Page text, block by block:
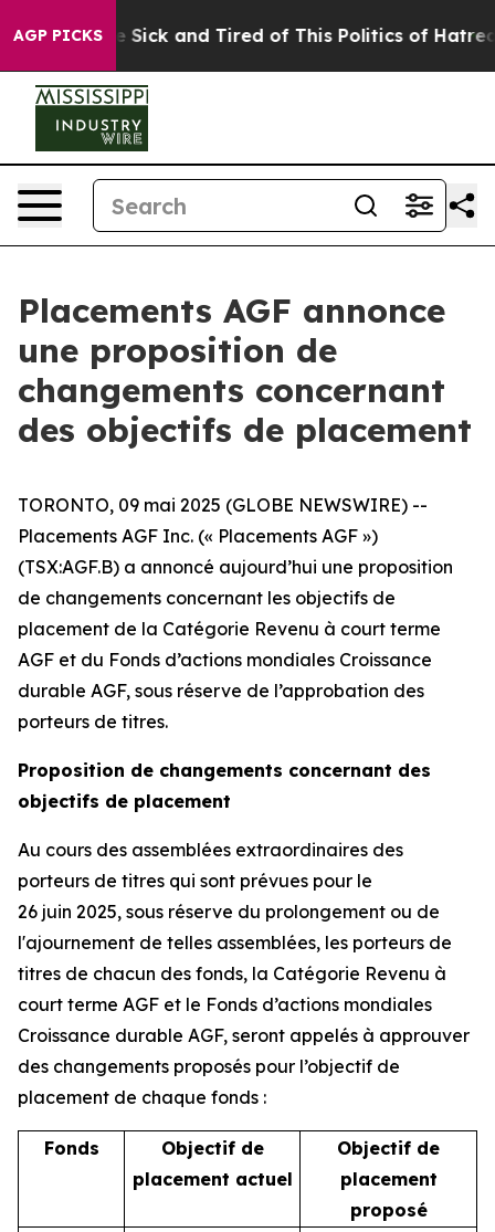
AGP PICKS
Are Sick and Tired of This Politics of Hatred” The
Placements AGF annonce
une proposition de
changements concernant
des objectifs de placement
TORONTO, 09 mai 2025 (GLOBE NEWSWIRE) --
Placements AGF Inc. (« Placements AGF »)
(TSX:AGF.B) a annoncé aujourd’hui une proposition
de changements concernant les objectifs de
placement de la Catégorie Revenu à court terme
AGF et du Fonds d’actions mondiales Croissance
durable AGF, sous réserve de l’approbation des
porteurs de titres.
Proposition de changements concernant des
objectifs de placement
Au cours des assemblées extraordinaires des
porteurs de titres qui sont prévues pour le
26 juin 2025, sous réserve du prolongement ou de
l'ajournement de telles assemblées, les porteurs de
titres de chacun des fonds, la Catégorie Revenu à
court terme AGF et le Fonds d’actions mondiales
Croissance durable AGF, seront appelés à approuver
des changements proposés pour l’objectif de
placement de chaque fonds :
Fonds
Objectif de
placement actuel
Objectif de
placement
proposé